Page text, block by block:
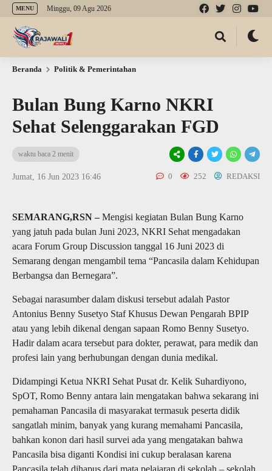
MENU Minggu, 09 Agu 2026
Beranda Politik & Pemerintahan
Bulan Bung Karno NKRI
Sehat Selenggarakan FGD
waktu baca 2 menit
Jumat, 16 Jun 2023 16:46 0 252 REDAKSI
SEMARANG,RSN – Mengisi kegiatan Bulan Bung Karno
yang jatuh pada bulan Juni 2023, NKRI Sehat mengadakan
acara Forum Group Discussion tanggal 16 Juni 2023 di
Semarang dengan mengambil tema “Pancasila dalam Kehidupan
Berbangsa dan Bernegara”.
Sebagai narasumber dalam diskusi tersebut adalah Pastor
Antonius Benny Susetyo Staf Khusus Dewan Pengarah BPIP
atau yang lebih dikenal dengan sapaan Romo Benny Susetyo.
Hadir dalam acara tersebut para dokter, perawat, para medik dan
profesi lain yang berhubungan dengan dunia medikal.
Didampingi Ketua NKRI Sehat Pusat dr. Kelik Suhardiyono,
SpOT, Romo Benny antara lain mengatakan bahwa sekarang ini
pemahaman Pancasila di masyarakat termasuk peserta didik
sangatlah minim, banyak yang kurang memahami Pancasila,
bahkan konon dari hasil survei ada yang mengatakan bahwa
Pancasila bisa diganti Kondisi ini cukup beralasan karena
Pancasila telah dihapus dari mata pelajaran di sekolah – sekolah